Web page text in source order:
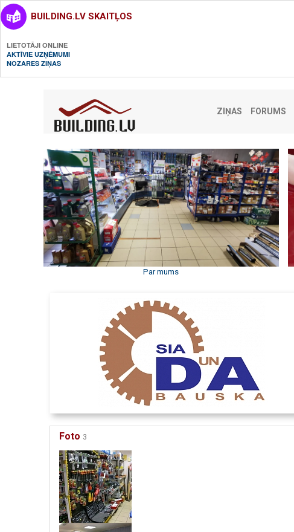
BUILDING.LV SKAITĻOS
LIETOTĀJI ONLINE
AKTĪVIE UZŅĒMUMI
NOZARES ZIŅAS
ZIŅAS FORUMS
Par mums
Foto 3